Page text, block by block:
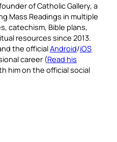
of Catholic Gallery, a
Mass Readings in multiple
catechism, Bible plans,
resources since 2013.
the officialAndroid/iOS
career (Read his
him on the official social